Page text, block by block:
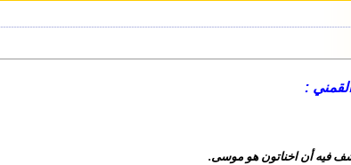
:
فيه أن اخناتون هو موسى.